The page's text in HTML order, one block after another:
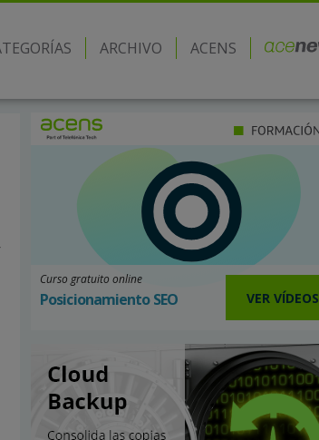
ARCHIVO ACENS
Curso gratuito online
Posicionamiento SEO VER VÍDEOS